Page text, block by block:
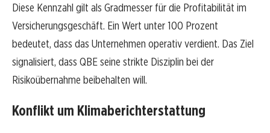
Diese Kennzahl gilt als Gradmesser für die Profitabilität im
Versicherungsgeschäft. Ein Wert unter 100 Prozent
bedeutet, dass das Unternehmen operativ verdient. Das Ziel
signalisiert, dass QBE seine strikte Disziplin bei der
Risikoübernahme beibehalten will.
Konflikt um Klimaberichterstattung